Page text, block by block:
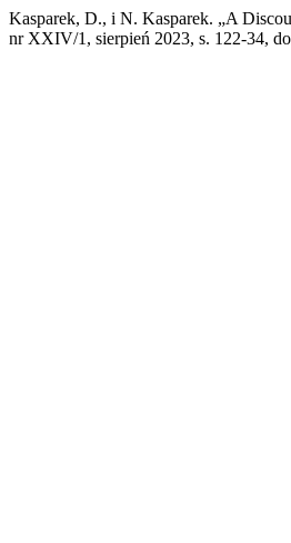
Kasparek, D., i N. Kasparek. „A
nr XXIV/1, sierpień 2023, s. 122-34,